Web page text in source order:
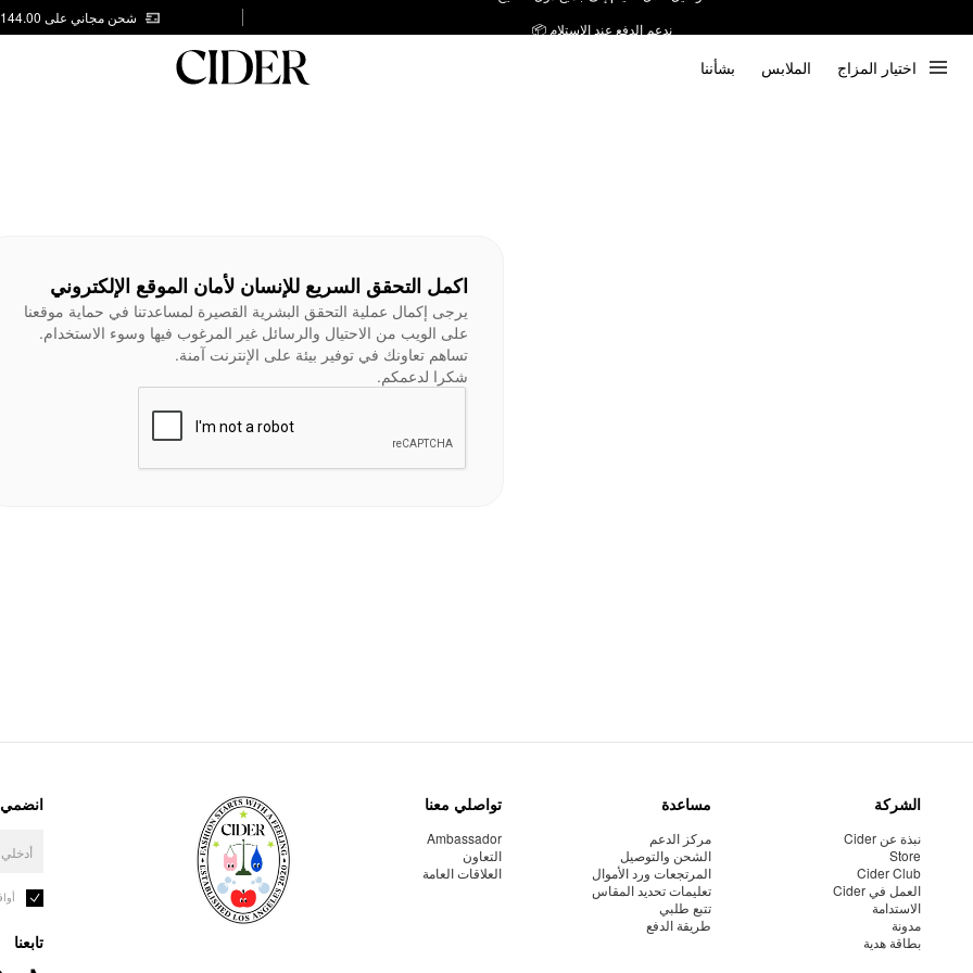
ندعم الدفع عند الاستلام 📦 شحن مجاني على AED 144.00
اختيار المزاج الملابس بشأننا
اكمل التحقق السريع للإنسان لأمان الموقع الإلكتروني
يرجى إكمال عملية التحقق البشرية القصيرة لمساعدتنا في حماية موقعنا
على الويب من الاحتيال والرسائل غير المرغوب فيها وسوء الاستخدام.
تساهم تعاونك في توفير بيئة على الإنترنت آمنة.
شكرا لدعمكم.
الشركة
نبذة عن Cider
Store
Cider Club
العمل في Cider
الاستدامة
مدونة
بطاقة هدية
مساعدة
مركز الدعم
الشحن والتوصيل
المرتجعات ورد الأموال
تعليمات تحديد المقاس
تتبع طلبي
طريقة الدفع
تواصلي معنا
Ambassador
التعاون
العلاقات العامة
انضمي
تابعنا